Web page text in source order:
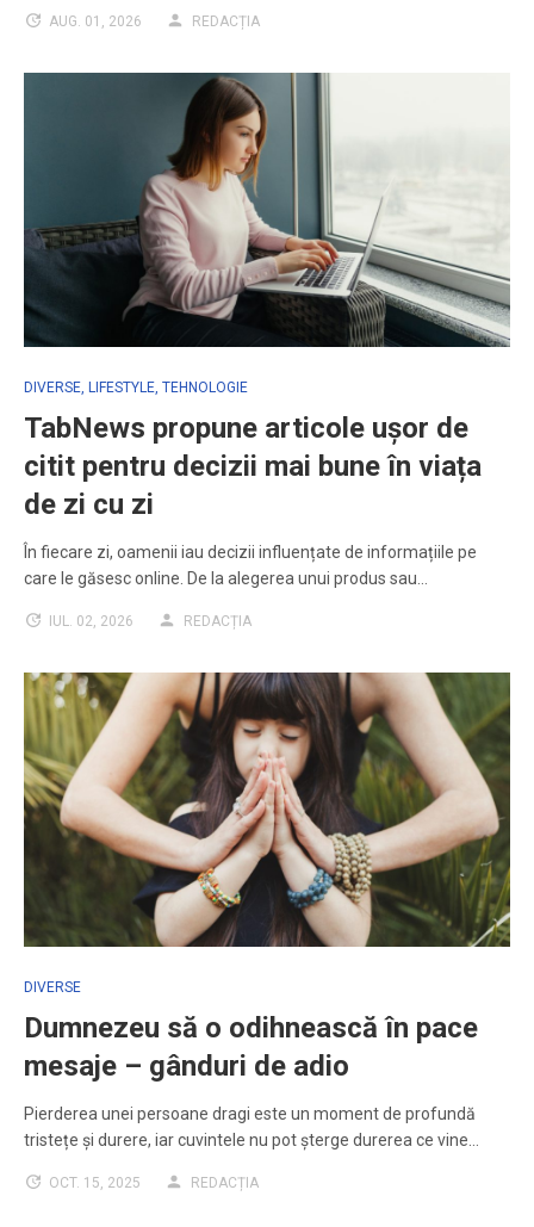
AUG. 01, 2026 REDACȚIA
DIVERSE, LIFESTYLE, TEHNOLOGIE
TabNews propune articole ușor de
citit pentru decizii mai bune în viața
de zi cu zi
În fiecare zi, oamenii iau decizii influențate de informațiile pe
care le găsesc online. De la alegerea unui produs sau…
IUL. 02, 2026 REDACȚIA
DIVERSE
Dumnezeu să o odihnească în pace
mesaje – gânduri de adio
Pierderea unei persoane dragi este un moment de profundă
tristețe și durere, iar cuvintele nu pot șterge durerea ce vine…
OCT. 15, 2025 REDACȚIA